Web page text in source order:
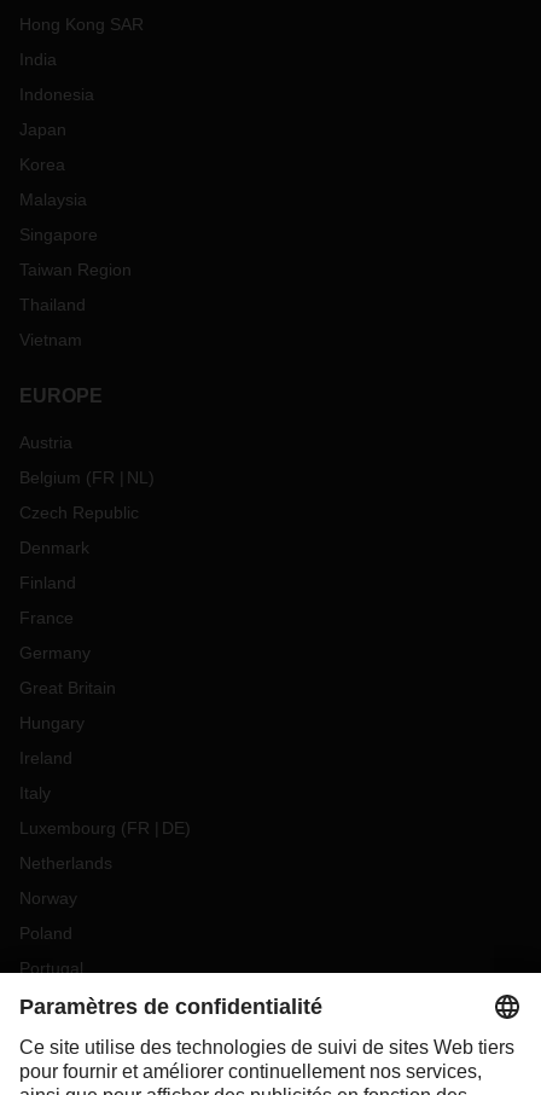
Hong Kong SAR
India
Indonesia
Japan
Korea
Malaysia
Singapore
Taiwan Region
Thailand
Vietnam
EUROPE
Austria
Belgium (FR NL )
Czech Republic
Denmark
Finland
France
Germany
Great Britain
Hungary
Ireland
Italy
Luxembourg (FR DE)
Netherlands
Norway
Poland
Portugal
Romania
Slovakia
Spain